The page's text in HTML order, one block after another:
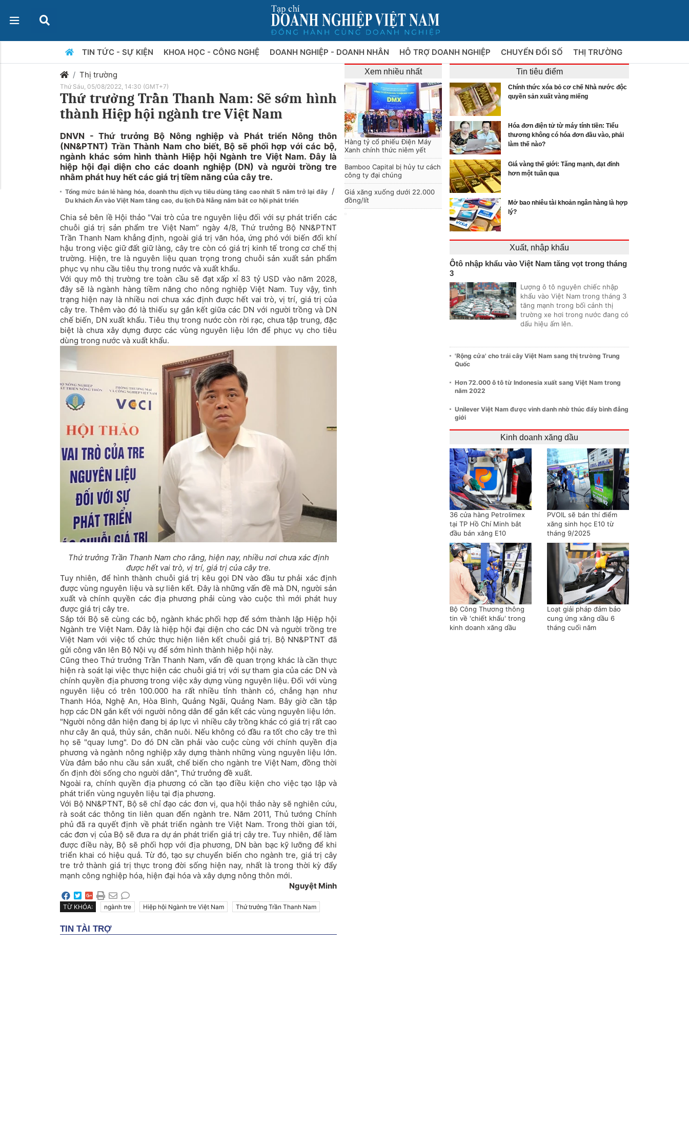
TIN TỨC - SỰ KIỆN KHOA HỌC - CÔNG NGHỆ DOANH NGHIỆP - DOANH NHÂN HỖ TRỢ DOANH NGHIỆP CHUYỂN ĐỔI SỐ THỊ TRƯỜNG
Thị trường
Thứ Sáu, 05/08/2022, 14:30 (GMT+7)
Thứ trưởng Trần Thanh Nam: Sẽ sớm hình
thành Hiệp hội ngành tre Việt Nam
DNVN - Thứ trưởng Bộ Nông nghiệp và Phát triển Nông thôn
(NN&PTNT) Trần Thành Nam cho biết, Bộ sẽ phối hợp với các bộ,
ngành khác sớm hình thành Hiệp hội Ngành tre Việt Nam. Đây là
hiệp hội đại diện cho các doanh nghiệp (DN) và người trồng tre
nhằm phát huy hết các giá trị tiềm năng của cây tre.
Tổng mức bán lẻ hàng hóa, doanh thu dịch vụ tiêu dùng tăng cao nhất 5 năm trở lại đây /
Du khách Ấn vào Việt Nam tăng cao, du lịch Đà Nẵng nắm bắt cơ hội phát triển
Chia sẻ bên lề Hội thảo "Vai trò của tre nguyên liệu đối với sự phát triển các
chuỗi giá trị sản phẩm tre Việt Nam” ngày 4/8, Thứ trưởng Bộ NN&PTNT
Trần Thanh Nam khẳng định, ngoài giá trị văn hóa, ứng phó với biến đổi khí
hậu trong việc giữ đất giữ làng, cây tre còn có giá trị kinh tế trong cơ chế thị
trường. Hiện, tre là nguyên liệu quan trọng trong chuỗi sản xuất sản phẩm
phục vụ nhu cầu tiêu thụ trong nước và xuất khẩu.
Với quy mô thị trường tre toàn cầu sẽ đạt xấp xỉ 83 tỷ USD vào năm 2028,
đây sẽ là ngành hàng tiềm năng cho nông nghiệp Việt Nam. Tuy vậy, tình
trạng hiện nay là nhiều nơi chưa xác định được hết vai trò, vị trí, giá trị của
cây tre. Thêm vào đó là thiếu sự gắn kết giữa các DN với người trồng và DN
chế biến, DN xuất khẩu. Tiêu thụ trong nước còn rời rạc, chưa tập trung, đặc
biệt là chưa xây dựng được các vùng nguyên liệu lớn để phục vụ cho tiêu
dùng trong nước và xuất khẩu.
Thứ trưởng Trần Thanh Nam cho rằng, hiện nay, nhiều nơi chưa xác định
được hết vai trò, vị trí, giá trị của cây tre.
Tuy nhiên, để hình thành chuỗi giá trị kêu gọi DN vào đầu tư phải xác định
được vùng nguyên liệu và sự liên kết. Đây là những vấn đề mà DN, người sản
xuất và chính quyền các địa phương phải cùng vào cuộc thì mới phát huy
được giá trị cây tre.
Sắp tới Bộ sẽ cùng các bộ, ngành khác phối hợp để sớm thành lập Hiệp hội
Ngành tre Việt Nam. Đây là hiệp hội đại diện cho các DN và người trồng tre
Việt Nam với việc tổ chức thực hiện liên kết chuỗi giá trị. Bộ NN&PTNT đã
gửi công văn lên Bộ Nội vụ để sớm hình thành hiệp hội này.
Cũng theo Thứ trưởng Trần Thanh Nam, vấn đề quan trọng khác là cần thực
hiện rà soát lại việc thực hiện các chuỗi giá trị với sự tham gia của các DN và
chính quyền địa phương trong việc xây dựng vùng nguyên liệu. Đối với vùng
nguyên liệu có trên 100.000 ha rất nhiều tỉnh thành có, chẳng hạn như
Thanh Hóa, Nghệ An, Hòa Bình, Quảng Ngãi, Quảng Nam. Bây giờ cần tập
hợp các DN gắn kết với người nông dân để gắn kết các vùng nguyên liệu lớn.
"Người nông dân hiện đang bị áp lực vì nhiều cây trồng khác có giá trị rất cao
như cây ăn quả, thủy sản, chăn nuôi. Nếu không có đầu ra tốt cho cây tre thì
họ sẽ "quay lưng". Do đó DN cần phải vào cuộc cùng với chính quyền địa
phương và ngành nông nghiệp xây dựng thành những vùng nguyên liệu lớn.
Vừa đảm bảo nhu cầu sản xuất, chế biến cho ngành tre Việt Nam, đồng thời
ổn định đời sống cho người dân", Thứ trưởng đề xuất.
Ngoài ra, chính quyền địa phương có cần tạo điều kiện cho việc tạo lập và
phát triển vùng nguyên liệu tại địa phương.
Với Bộ NN&PTNT, Bộ sẽ chỉ đạo các đơn vị, qua hội thảo này sẽ nghiên cứu,
rà soát các thông tin liên quan đến ngành tre. Năm 2011, Thủ tướng Chính
phủ đã ra quyết định về phát triển ngành tre Việt Nam. Trong thời gian tới,
các đơn vị của Bộ sẽ đưa ra dự án phát triển giá trị cây tre. Tuy nhiên, để làm
được điều này, Bộ sẽ phối hợp với địa phương, DN bàn bạc kỹ lưỡng để khi
triển khai có hiệu quả. Từ đó, tạo sự chuyển biến cho ngành tre, giá trị cây
tre trở thành giá trị thực trong đời sống hiện nay, nhất là trong thời kỳ đẩy
mạnh công nghiệp hóa, hiện đại hóa và xây dựng nông thôn mới.
Nguyệt Minh
TỪ KHÓA: ngành tre Hiệp hội Ngành tre Việt Nam Thứ trưởng Trần Thanh Nam
Xem nhiều nhất
Hàng tỷ cổ phiếu Điện Máy
Xanh chính thức niêm yết
Bamboo Capital bị hủy tư cách
công ty đại chúng
Giá xăng xuống dưới 22.000
đồng/lít
Tin tiêu điểm
Chính thức xóa bỏ cơ chế Nhà nước độc
quyền sản xuất vàng miếng
Hóa đơn điện tử từ máy tính tiền: Tiểu
thương không có hóa đơn đầu vào, phải
làm thế nào?
Giá vàng thế giới: Tăng mạnh, đạt đỉnh
hơn một tuần qua
Mở bao nhiêu tài khoản ngân hàng là hợp
lý?
Xuất, nhập khẩu
Ôtô nhập khẩu vào Việt Nam tăng vọt trong tháng
3
Lượng ô tô nguyên chiếc nhập
khẩu vào Việt Nam trong tháng 3
tăng mạnh trong bối cảnh thị
trường xe hơi trong nước đang có
dấu hiệu ấm lên.
'Rộng cửa' cho trái cây Việt Nam sang thị trường Trung
Quốc
Hơn 72.000 ô tô từ Indonesia xuất sang Việt Nam trong
năm 2022
Unilever Việt Nam được vinh danh nhờ thúc đẩy bình đẳng
giới
Kinh doanh xăng dầu
36 cửa hàng Petrolimex
tại TP Hồ Chí Minh bắt
đầu bán xăng E10
PVOIL sẽ bán thí điểm
xăng sinh học E10 từ
tháng 9/2025
Bộ Công Thương thông
tin về 'chiết khấu' trong
kinh doanh xăng dầu
Loạt giải pháp đảm bảo
cung ứng xăng dầu 6
tháng cuối năm